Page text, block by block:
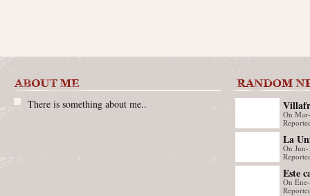
There is something about me..
del
Sala
On
La
del
On
Este
On